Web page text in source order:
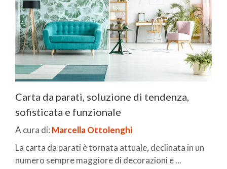
Carta da parati, soluzione di tendenza,
sofisticata e funzionale
A cura di: Marcella Ottolenghi
La carta da parati è tornata attuale, declinata in un
numero sempre maggiore di decorazioni e ...